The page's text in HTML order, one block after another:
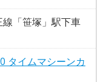
「笹塚」駅下車
タイムマシーンカ